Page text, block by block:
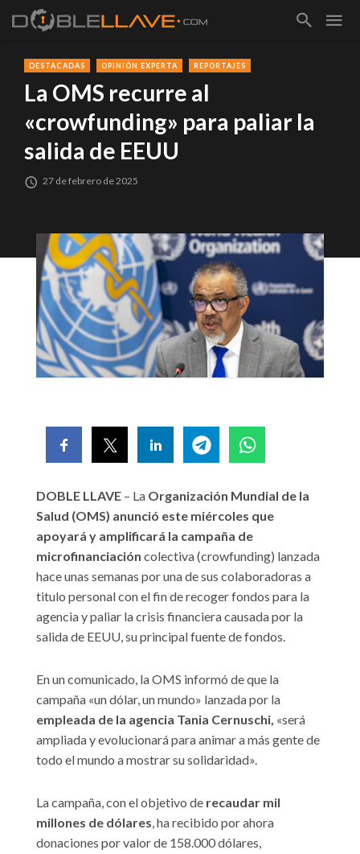
DESTACADAS OPINIÓN EXPERTA REPORTAJES
La OMS recurre al
«crowfunding» para paliar la
salida de EEUU
27 de febrero de 2025
DOBLE LLAVE – La Organización Mundial de la
Salud (OMS) anunció este miércoles que
apoyará y amplificará la campaña de
microfinanciación colectiva (crowfunding) lanzada
hace unas semanas por una de sus colaboradoras a
titulo personal con el fin de recoger fondos para la
agencia y paliar la crisis financiera causada por la
salida de EEUU, su principal fuente de fondos.
En un comunicado, la OMS informó de que la
campaña «un dólar, un mundo» lanzada por la
empleada de la agencia Tania Cernuschi, «será
ampliada y evolucionará para animar a más gente de
todo el mundo a mostrar su solidaridad».
La campaña, con el objetivo de recaudar mil
millones de dólares, ha recibido por ahora
donaciones por valor de 158.000 dólares,